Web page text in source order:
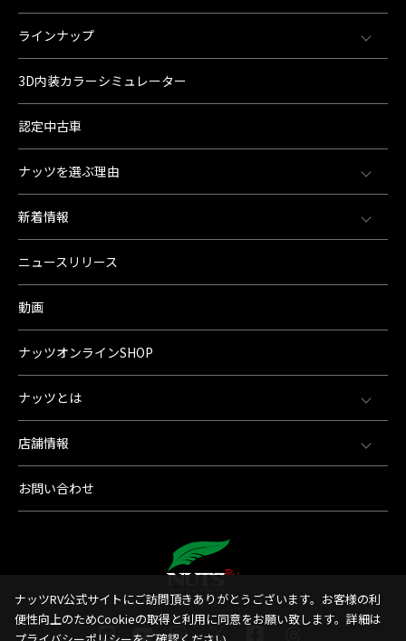
ラインナップ
3D内装カラーシミュレーター
認定中古車
ナッツを選ぶ理由
新着情報
ニュースリリース
動画
ナッツオンラインSHOP
ナッツとは
店舗情報
お問い合わせ
ナッツRV公式サイトにご訪問頂きありがとうございます。お客様の利
便性向上のためCookieの取得と利用に同意をお願い致します。詳細は